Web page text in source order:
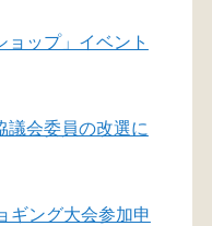
ョップ」イベント
議会委員の改選に
ギング大会参加申